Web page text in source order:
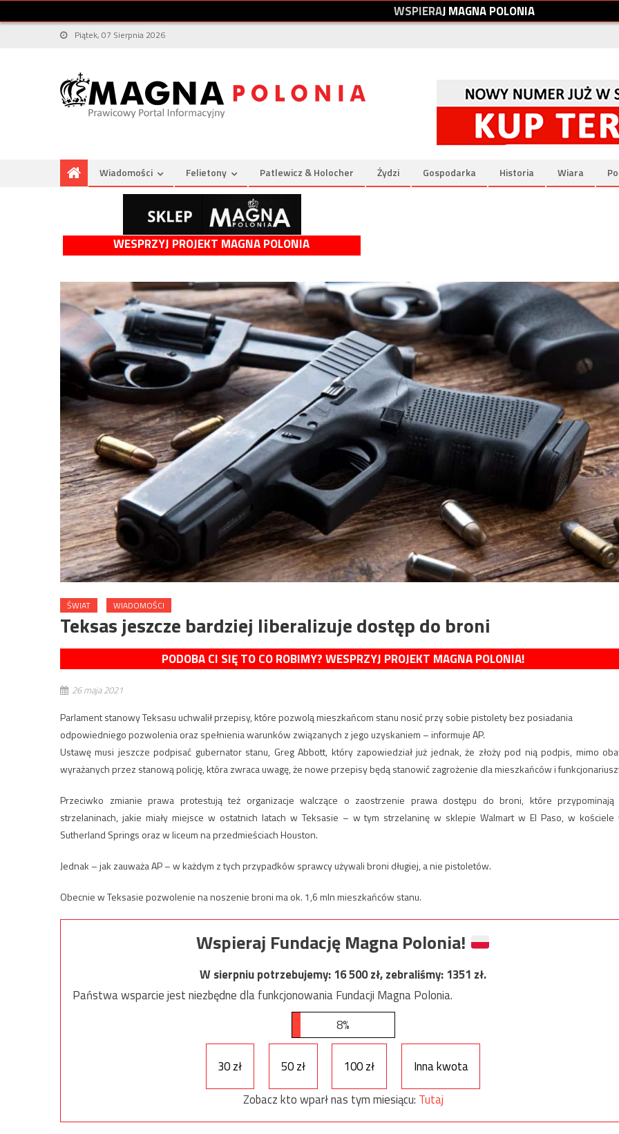
WSPIERAJMAGNAPOLONIA
Piątek, 07 Sierpnia 2026
Wiadomości Felietony Patlewicz & Holocher Żydzi Gospodarka Historia Wiara
WESPRZYJ PROJEKT MAGNA POLONIA
ŚWIAT WIADOMOŚCI
Teksas jeszcze bardziej liberalizuje dostęp do broni
PODOBA CI SIĘ TO CO ROBIMY? WESPRZYJ PROJEKT MAGNA POLONIA!
26 maja 2021
Parlament stanowy Teksasu uchwalił przepisy, które pozwolą mieszkańcom stanu nosić przy sobie pistolety bez posiadania
odpowiedniego pozwolenia oraz spełnienia warunków związanych z jego uzyskaniem – informuje AP.
Ustawę musi jeszcze podpisać gubernator stanu, Greg Abbott, który zapowiedział już jednak, że złoży pod nią podpis, mimo
wyrażanych przez stanową policję, która zwraca uwagę, że nowe przepisy będą stanowić zagrożenie dla mieszkańców i
Przeciwko zmianie prawa protestują też organizacje walczące o zaostrzenie prawa dostępu do broni, które przypominają
strzelaninach, jakie miały miejsce w ostatnich latach w Teksasie – w tym strzelaninę w sklepie Walmart w El Paso, w kościele
Sutherland Springs oraz w liceum na przedmieściach Houston.
Jednak – jak zauważa AP – w każdym z tych przypadków sprawcy używali broni długiej, a nie pistoletów.
Obecnie w Teksasie pozwolenie na noszenie broni ma ok. 1,6 mln mieszkańców stanu.
Wspieraj Fundację Magna Polonia!
W sierpniu potrzebujemy:16 500zł, zebraliśmy:1351 zł.
Państwa wsparcie jest niezbędne dla funkcjonowania Fundacji Magna Polonia.
8%
30 zł 50 zł 100 zł
Inna kwota
Zobacz kto wparł nas tym miesiącu: Tutaj